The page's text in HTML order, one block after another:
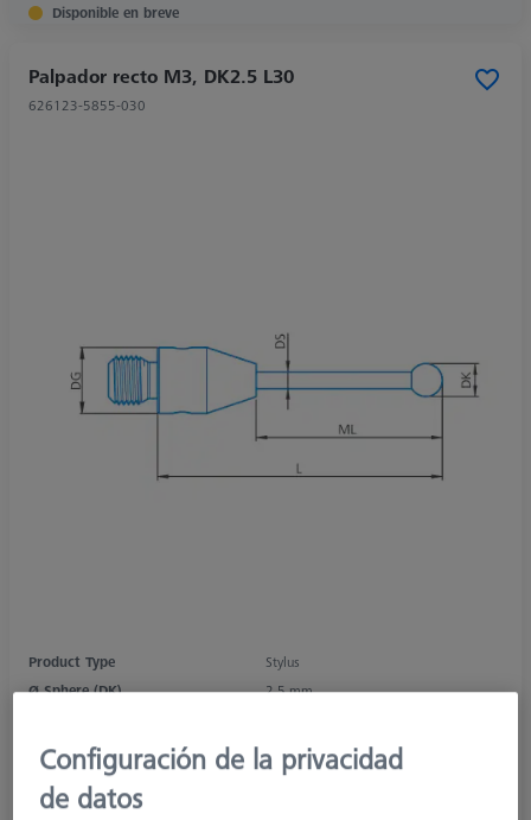
Disponible en breve
Palpador recto M3, DK2.5 L30
626123-5855-030
Product Type
Stylus
Ø Sphere (DK)
2,5 mm
Stylus Tip Material
Si. Nitride
Stylus Tip
Sphere
Shaft Material
Configuración de la privacidad
de datos